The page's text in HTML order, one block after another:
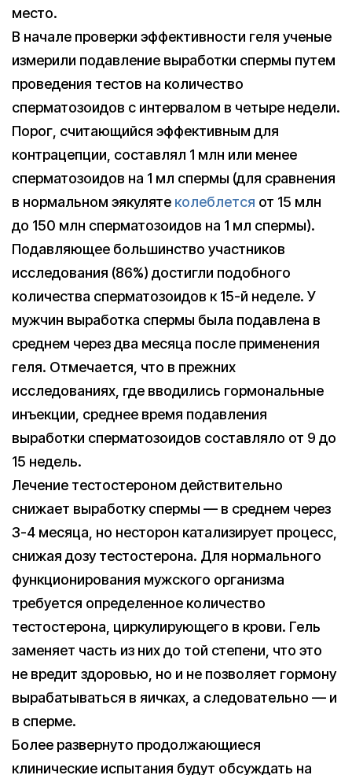
место.
В начале проверки эффективности геля ученые
измерили подавление выработки спермы путем
проведения тестов на количество
сперматозоидов с интервалом в четыре недели.
Порог, считающийся эффективным для
контрацепции, составлял 1 млн или менее
сперматозоидов на 1 мл спермы (для сравнения
в нормальном эякуляте колеблется от 15 млн
до 150 млн сперматозоидов на 1 мл спермы).
Подавляющее большинство участников
исследования (86%) достигли подобного
количества сперматозоидов к 15-й неделе. У
мужчин выработка спермы была подавлена в
среднем через два месяца после применения
геля. Отмечается, что в прежних
исследованиях, где вводились гормональные
инъекции, среднее время подавления
выработки сперматозоидов составляло от 9 до
15 недель.
Лечение тестостероном действительно
снижает выработку спермы — в среднем через
3-4 месяца, но несторон катализирует процесс,
снижая дозу тестостерона. Для нормального
функционирования мужского организма
требуется определенное количество
тестостерона, циркулирующего в крови. Гель
заменяет часть из них до той степени, что это
не вредит здоровью, но и не позволяет гормону
вырабатываться в яичках, а следовательно — и
в сперме.
Более развернуто продолжающиеся
клинические испытания будут обсуждать на